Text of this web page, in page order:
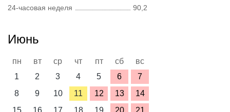
24-часовая неделя
90,2
Июнь
пн вт ср чт пт сб
вс
1
2 3 4 5 6
7
8
9 10 11 12 13
14
15
16 17 18 19 20
21